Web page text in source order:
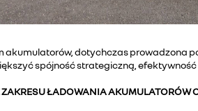
akumulatorów, dotychczas prowadzona
spójność strategiczną,
ŁADOWANIA AKUMULATORÓW